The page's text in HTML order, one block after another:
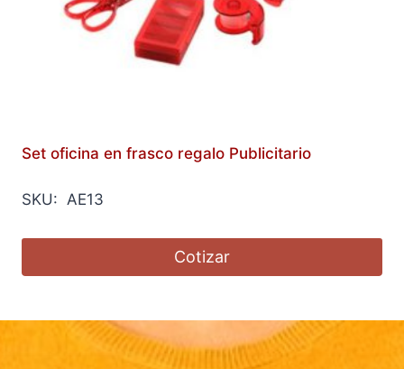
Set oficina en frasco regalo Publicitario
SKU: AE13
Cotizar